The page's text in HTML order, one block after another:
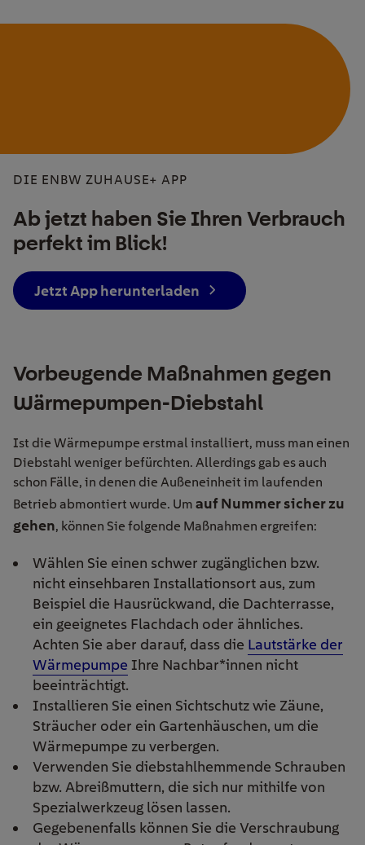
DIE ENBW ZUHAUSE+ APP
Ab jetzt haben Sie Ihren Verbrauch
perfekt im Blick!
Jetzt App herunterladen
Vorbeugende Maßnahmen gegen
Wärmepumpen-Diebstahl
Ist die Wärmepumpe erstmal installiert, muss man einen
Diebstahl weniger befürchten. Allerdings gab es auch
schon Fälle, in denen die Außeneinheit im laufenden
Betrieb abmontiert wurde. Um auf Nummer sicher zu
gehen, können Sie folgende Maßnahmen ergreifen:
Wählen Sie einen schwer zugänglichen bzw.
nicht einsehbaren Installationsort aus, zum
Beispiel die Hausrückwand, die Dachterrasse,
ein geeignetes Flachdach oder ähnliches.
Achten Sie aber darauf, dass die Lautstärke der
Wärmepumpe Ihre Nachbar*innen nicht
beeinträchtigt.
Installieren Sie einen Sichtschutz wie Zäune,
Sträucher oder ein Gartenhäuschen, um die
Wärmepumpe zu verbergen.
Verwenden Sie diebstahlhemmende Schrauben
bzw. Abreißmuttern, die sich nur mithilfe von
Spezialwerkzeug lösen lassen.
Gegebenenfalls können Sie die Verschraubung